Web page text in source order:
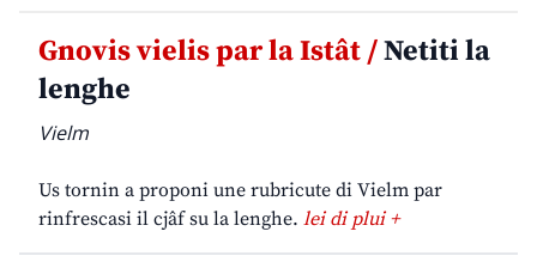
Gnovis vielis par la Istât /Netiti la
lenghe
Vielm
Us tornin a proponi une rubricute di Vielm par
rinfrescasi il cjâf su la lenghe. lei di plui +